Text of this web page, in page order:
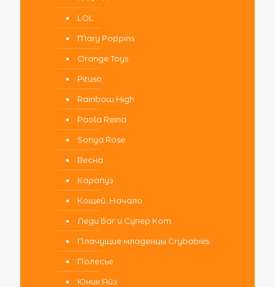
LOL
Mary Poppins
Orange Toys
Pituso
Rainbow High
Paola Reina
Sonya Rose
Весна
Карапуз
Кощей. Начало
Леди Баг и Супер Кот
Плачущие младенцы Crybabies
Полесье
Юник Айз